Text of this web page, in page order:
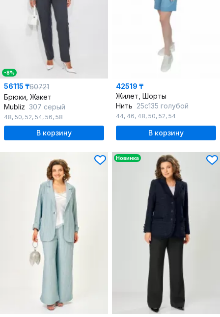
-8%
56115 ₸60721
Брюки, Жакет
Mubliz 307 серый
48, 50, 52, 54, 56, 58
В корзину
42519 ₸
Жилет, Шорты
Нить 25с135 голубой
44, 46, 48, 50, 52, 54
В корзину
Новинка